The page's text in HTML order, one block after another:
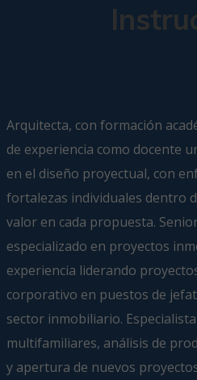
Arquitecta, con formación
de experiencia como docente
en el diseño proyectual, con
fortalezas individuales dentro
valor en cada propuesta.
especializado en proyectos
experiencia liderando
corporativo en puestos de
sector inmobiliario.
multifamiliares, análisis de
y apertura de nuevos